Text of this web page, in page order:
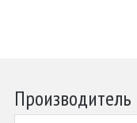
Производитель